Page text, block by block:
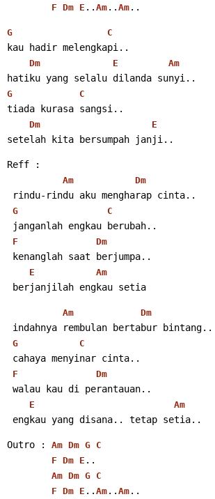
F Dm E .. Am .. Am ..
G C
kau hadir melengkapi..
Dm E Am
hatiku yang selalu dilanda sunyi..
G C
tiada kurasa sangsi..
Dm E
setelah kita bersumpah janji..
Reff :
Am Dm
rindu-rindu aku mengharap cinta..
G C
janganlah engkau berubah..
F Dm
kenanglah saat berjumpa..
E Am
berjanjilah engkau setia
Am Dm
indahnya rembulan bertabur bintang..
G C
cahaya menyinar cinta..
F Dm
walau kau di perantauan..
E Am
engkau yang disana.. tetap setia..
Outro : Am Dm G C
F Dm E ..
Am Dm G C
F Dm E .. Am .. Am ..